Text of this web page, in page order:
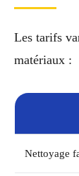
Les tarifs
matériaux :
Nettoyage